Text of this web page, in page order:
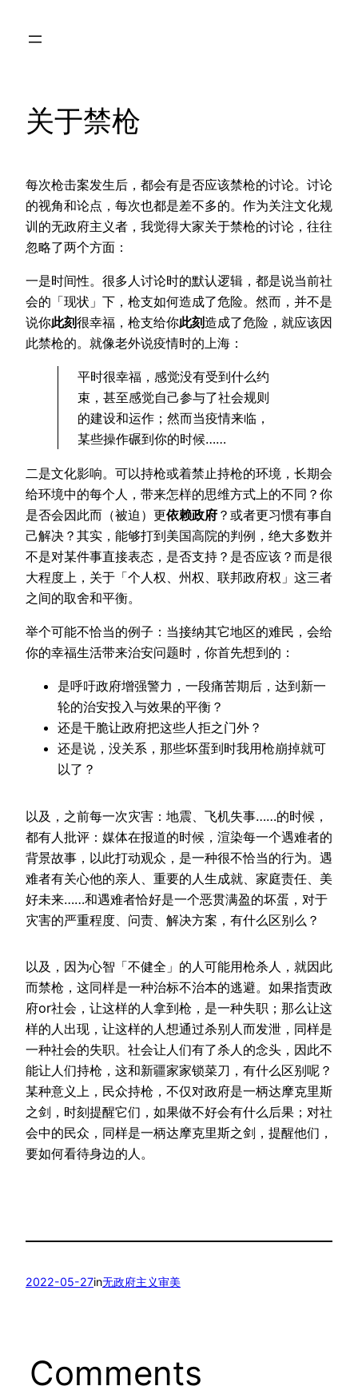
关于禁枪
每次枪击案发生后，都会有是否应该禁枪的讨论。讨论
的视角和论点，每次也都是差不多的。作为关注文化规
训的无政府主义者，我觉得大家关于禁枪的讨论，往往
忽略了两个方面：
一是时间性。很多人讨论时的默认逻辑，都是说当前社
会的「现状」下，枪支如何造成了危险。然而，并不是
说你此刻很幸福，枪支给你此刻造成了危险，就应该因
此禁枪的。就像老外说疫情时的上海：
平时很幸福，感觉没有受到什么约
束，甚至感觉自己参与了社会规则
的建设和运作；然而当疫情来临，
某些操作碾到你的时候……
二是文化影响。可以持枪或着禁止持枪的环境，长期会
给环境中的每个人，带来怎样的思维方式上的不同？你
是否会因此而（被迫）更依赖政府 ？或者更习惯有事自
己解决？其实，能够打到美国高院的判例，绝大多数并
不是对某件事直接表态，是否支持？是否应该？而是很
大程度上，关于「个人权、州权、联邦政府权」这三者
之间的取舍和平衡。
举个可能不恰当的例子：当接纳其它地区的难民，会给
你的幸福生活带来治安问题时，你首先想到的：
是呼吁政府增强警力，一段痛苦期后，达到新一
轮的治安投入与效果的平衡？
还是干脆让政府把这些人拒之门外？
还是说，没关系，那些坏蛋到时我用枪崩掉就可
以了？
以及，之前每一次灾害：地震、飞机失事……的时候，
都有人批评：媒体在报道的时候，渲染每一个遇难者的
背景故事，以此打动观众，是一种很不恰当的行为。遇
难者有关心他的亲人、重要的人生成就、家庭责任、美
好未来……和遇难者恰好是一个恶贯满盈的坏蛋，对于
灾害的严重程度、问责、解决方案，有什么区别么？
以及，因为心智「不健全」的人可能用枪杀人，就因此
而禁枪，这同样是一种治标不治本的逃避。如果指责政
府or社会，让这样的人拿到枪，是一种失职；那么让这
样的人出现，让这样的人想通过杀别人而发泄，同样是
一种社会的失职。社会让人们有了杀人的念头，因此不
能让人们持枪，这和新疆家家锁菜刀，有什么区别呢？
某种意义上，民众持枪，不仅对政府是一柄达摩克里斯
之剑，时刻提醒它们，如果做不好会有什么后果；对社
会中的民众，同样是一柄达摩克里斯之剑，提醒他们，
要如何看待身边的人。
2022-05-27in无政府主义审美
Comments